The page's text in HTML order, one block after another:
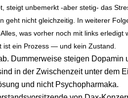
steigt unbe­merkt ‑aber ste­tig- das
nicht gleich­zei­tig. In wei­te­rer
was vor­her noch mit links
ist ein Pro­zess — und kein Zustand.
Dum­mer­wei­se stei­gen
in der Zwi­schen­zeit unter
und nicht Psychopharmaka.